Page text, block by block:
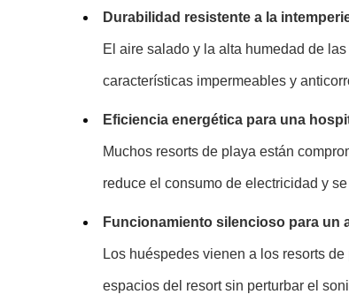
Durabilidad resistente a la
El aire salado y la alta humedad de
características impermeables y
Eficiencia energética para una
Muchos resorts de playa están
reduce el consumo de electricidad y
Funcionamiento silencioso para un
Los huéspedes vienen a los resorts
espacios del resort sin perturbar el